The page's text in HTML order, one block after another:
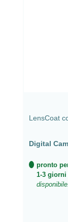
LensCoat
Digital
pronto
1-3